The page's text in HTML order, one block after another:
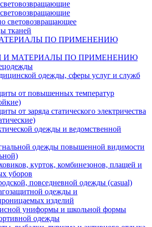
световозвращающее
тканей
ПО ПРИМЕНЕНИЮ
И МАТЕРИАЛЫ ПО ПРИМЕНЕНИЮ
одежды, сферы услуг и служб
от повышенных температур
от заряда статического электричества
одежды и ведомственной
одежды повышенной видимости
курток, комбинезонов, плащей и
уборов
повседневной одежды (casual)
одежды и
изделий
униформы и школьной формы
одежды